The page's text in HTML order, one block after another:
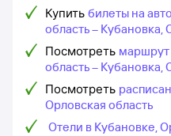
Купить билеты на
область – Кубановка,
Посмотреть маршрут
область – Кубановка,
Посмотреть
Орловская область
Отели в Кубановке,